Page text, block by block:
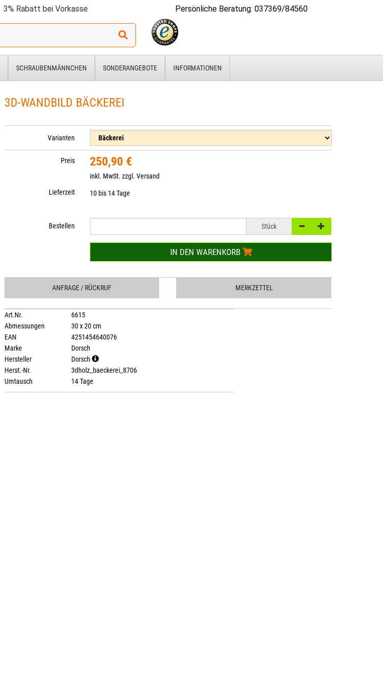
3% Rabatt bei Vorkasse Persönliche Beratung: 037369/84560
SCHRAUBENMÄNNCHEN SONDERANGEBOTE INFORMATIONEN
3D-WANDBILD BÄCKEREI
Varianten
Preis 250,90 €
inkl. MwSt. zzgl.Versand
Lieferzeit
10 bis 14 Tage
Bestellen Stück
IN DEN WARENKORB
ANFRAGE / RÜCKRUF MERKZETTEL
Art.Nr.
6615
Abmessungen
30 x 20 cm
EAN
4251454640076
Marke
Dorsch
Hersteller
Dorsch
Herst.-Nr.
3dholz_baeckerei_8706
Umtausch
14 Tage